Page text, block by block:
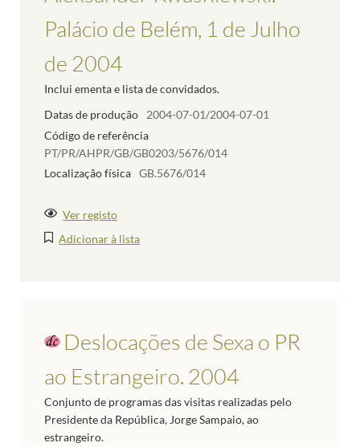
Palácio de Belém, 1 de Julho
de 2004
Inclui ementa e lista de convidados.
Datas de produção
2004-07-01/2004-07-01
Código de referência
PT/PR/AHPR/GB/GB0203/5676/014
Localização física GB.5676/014
Ver registo
Adicionar à lista
Deslocações de Sexa o PR
ao Estrangeiro. 2004
Conjunto de programas das visitas realizadas pelo
Presidente da República, Jorge Sampaio, ao
estrangeiro.